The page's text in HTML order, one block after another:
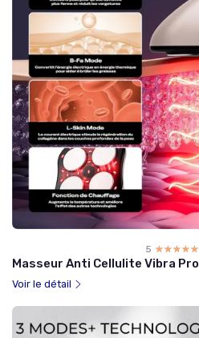
5 ☆☆☆☆☆
★★★★★
Masseur Anti Cellulite Vibra Pro
Voir le détail